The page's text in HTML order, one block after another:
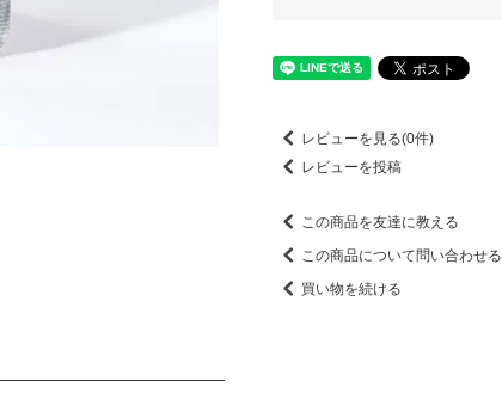
レビューを見る(0件)
レビューを投稿
この商品を友達に教える
この商品について問い合わせる
買い物を続ける